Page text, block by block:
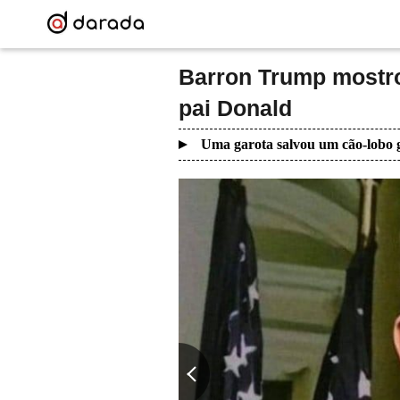
Barron Trump
pai Donald
Uma garota salvou um cão-lobo